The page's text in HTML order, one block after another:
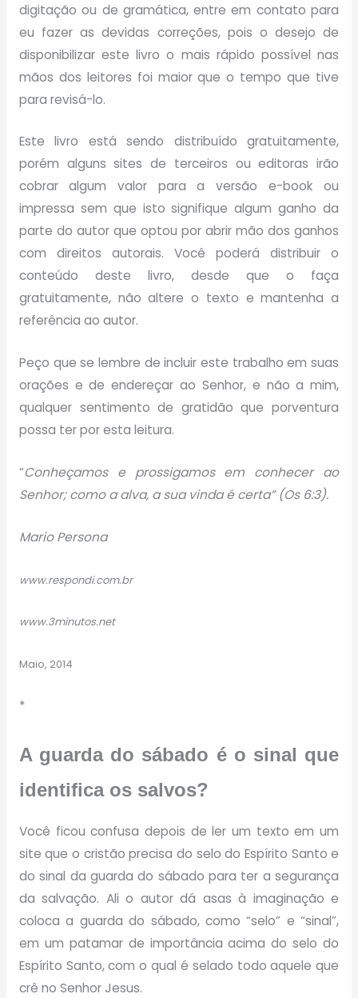
digitação ou de gramática, entre em contato para
eu fazer as devidas correções, pois o desejo de
disponibilizar este livro o mais rápido possível nas
mãos dos leitores foi maior que o tempo que tive
para revisá-lo.
Este livro está sendo distribuído gratuitamente,
porém alguns sites de terceiros ou editoras irão
cobrar algum valor para a versão e-book ou
impressa sem que isto signifique algum ganho da
parte do autor que optou por abrir mão dos ganhos
com direitos autorais. Você poderá distribuir o
conteúdo deste livro, desde que o faça
gratuitamente, não altere o texto e mantenha a
referência ao autor.
Peço que se lembre de incluir este trabalho em suas
orações e de endereçar ao Senhor, e não a mim,
qualquer sentimento de gratidão que porventura
possa ter por esta leitura.
“Conheçamos e prossigamos em conhecer ao
Senhor; como a alva, a sua vinda é certa” (Os 6:3).
Mario Persona
www.respondi.com.br
www.3minutos.net
Maio, 2014
*
A guarda do sábado é o sinal que
identifica os salvos?
Você ficou confusa depois de ler um texto em um
site que o cristão precisa do selo do Espírito Santo e
do sinal da guarda do sábado para ter a segurança
da salvação. Ali o autor dá asas à imaginação e
coloca a guarda do sábado, como “selo” e “sinal”,
em um patamar de importância acima do selo do
Espírito Santo, com o qual é selado todo aquele que
crê no Senhor Jesus.